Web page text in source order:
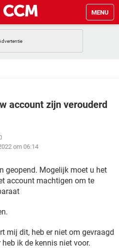
MENU
SNAPCHAT
GAMES
WINDOWS 10
SNAPCHAT
WINDOWS 10
CORONAVIRUS
account zijn verouderd
om 06:14
geopend. Mogelijk moet u het
account machtigen om te
mij dit, heb er niet om gevraagd
ik de kennis niet voor.